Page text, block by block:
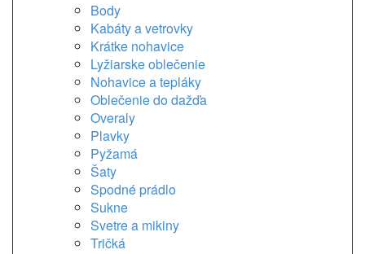
Body
Kabáty a vetrovky
Krátke nohavice
Lyžiarske oblečenie
Nohavice a tepláky
Oblečenie do dažďa
Overaly
Plavky
Pyžamá
Šaty
Spodné prádlo
Sukne
Svetre a mikiny
Tričká